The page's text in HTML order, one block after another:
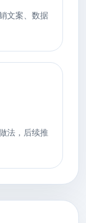
文案、数据
法，后续推